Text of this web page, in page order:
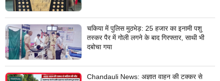
चकिया में पुलिस मुठभेड़: 25 हजार का इनामी पशु
तस्कर पैर में गोली लगने के बाद गिरफ्तार, साथी भी
दबोचा गया
Chandauli News: अज्ञात वाहन की टक्कर से